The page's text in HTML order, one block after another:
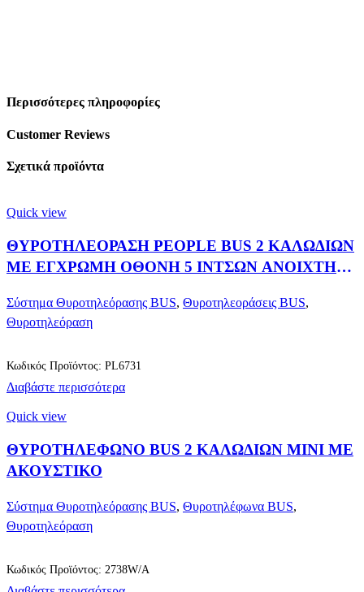
Περισσότερες πληροφορίες
Customer Reviews
Σχετικά προϊόντα
Quick view
ΘΥΡΟΤΗΛΕΟΡΑΣΗ PEOPLE BUS 2 ΚΑΛΩΔΙΩΝ
ΜΕ ΕΓΧΡΩΜΗ ΟΘΟΝΗ 5 ΙΝΤΣΩΝ ΑΝΟΙΧΤΗΣ
Σύστημα Θυροτηλεόρασης BUS, Θυροτηλεοράσεις BUS,
Θυροτηλεόραση
Διαβάστε περισσότερα
Κωδικός Προϊόντος: PL6731
Quick view
ΘΥΡΟΤΗΛΕΦΩΝΟ BUS 2 ΚΑΛΩΔΙΩΝ MINI ΜΕ
ΑΚΟΥΣΤΙΚΟ
Σύστημα Θυροτηλεόρασης BUS, Θυροτηλέφωνα BUS,
Θυροτηλεόραση
Κωδικός Προϊόντος: 2738W/A